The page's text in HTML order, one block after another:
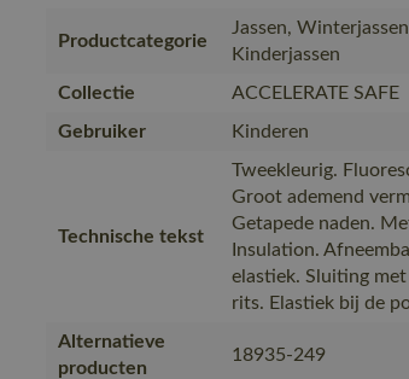
Productcategorie
Jassen,
Kinderjassen
Collectie
ACCELERATE SAFE
Gebruiker
Kinderen
Technische tekst
Tweekleurig.
Groot ademend
Getapede naden.
Insulation.
elastiek. Sluiting
rits. Elastiek bij de
Alternatieve
producten
18935-249